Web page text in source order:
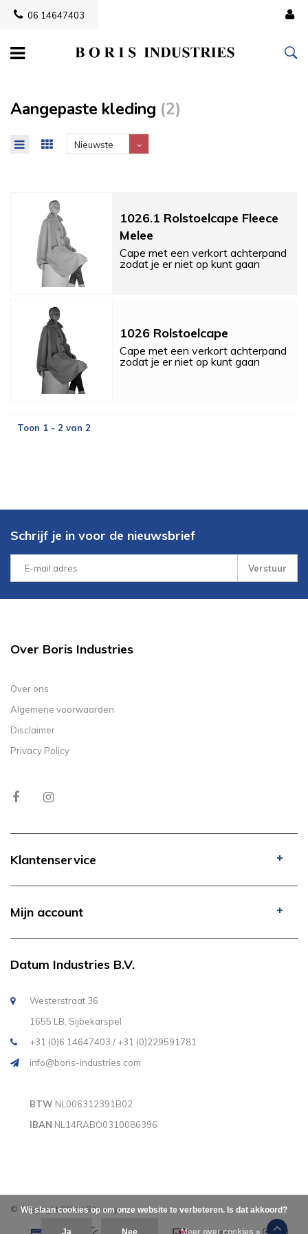
06 14647403
Aangepaste kleding (2)
Nieuwste
1026.1 Rolstoelcape Fleece
Melee
Cape met een verkort achterpand
zodat je er niet op kunt gaan
1026 Rolstoelcape
Cape met een verkort achterpand
zodat je er niet op kunt gaan
Toon 1 - 2 van 2
Schrijf je in voor de nieuwsbrief
Verstuur
Over Boris Industries
Over ons
Algemene voorwaarden
Disclaimer
Privacy Policy
Klantenservice
Mijn account
Datum Industries B.V.
Westerstraat 36
1655 LB, Sijbekarspel
+31 (0)6 14647403 / +31 (0)229591781
info@boris-industries.com
BTW NL006312391B02
IBAN NL14RABO0310086396
© Copyright 2026|Sitemap
Wij slaan cookies op om onze website te verbeteren. Is dat akkoord?
Ja Nee Meer over cookies »